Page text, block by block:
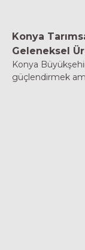
Konya
Geleneksel
Konya
güçlendirmek